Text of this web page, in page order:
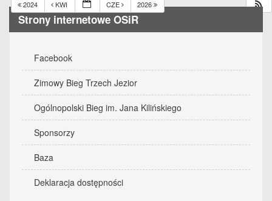
2024 KWI CZE 2026
Strony internetowe OSiR
Facebook
Zimowy Bieg Trzech Jezior
Ogólnopolski Bieg im. Jana Kilińskiego
Sponsorzy
Baza
Deklaracja dostępności